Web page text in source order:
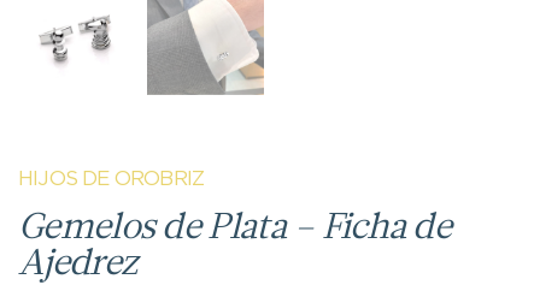
HIJOS DE OROBRIZ
Gemelos de Plata – Ficha de
Ajedrez